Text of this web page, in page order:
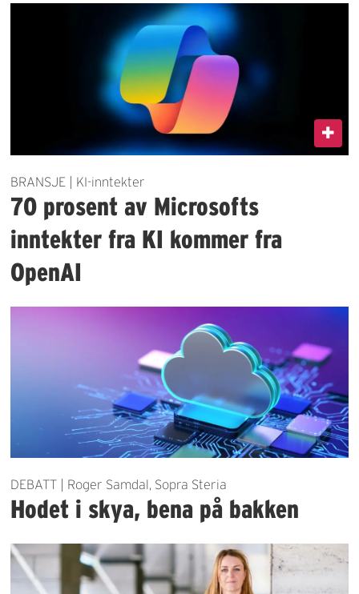
BRANSJE | KI-inntekter
70 prosent av Microsofts
inntekter fra KI kommer fra
OpenAI
DEBATT | Roger Samdal, Sopra Steria
Hodet i skya, bena på bakken